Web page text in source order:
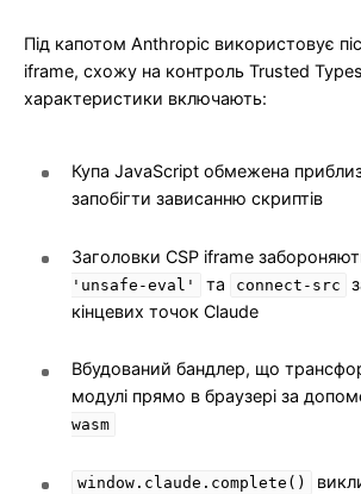
Під капотом Anthropic використовує
iframe, схожу на контроль Trusted
характеристики включають:
Купа JavaScript обмежена
запобігти зависанню скриптів
Заголовки CSP iframe
'unsafe-eval'
та connect-src
кінцевих точок Claude
Вбудований бандлер, що
модулі прямо в браузері за
wasm
window.claude.complete()